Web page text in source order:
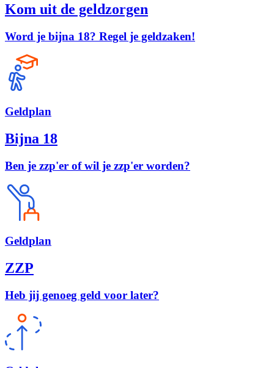
Kom uit de geldzorgen
Word je bijna 18? Regel je geldzaken!
Geldplan
Bijna 18
Ben je zzp'er of wil je zzp'er worden?
Geldplan
ZZP
Heb jij genoeg geld voor later?